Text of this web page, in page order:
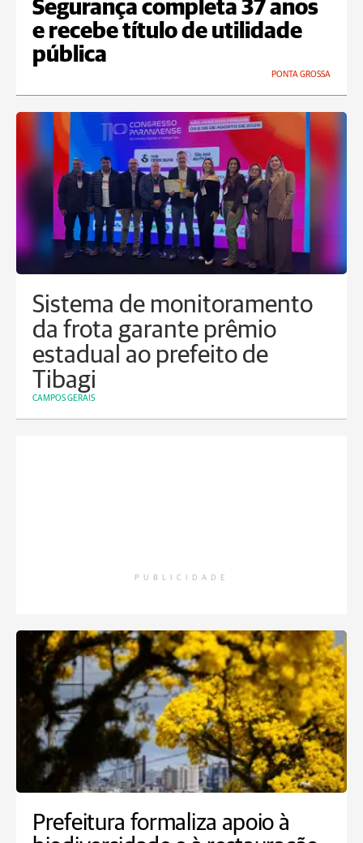
Segurança completa 37 anos
e recebe título de utilidade
pública
PONTA GROSSA
Sistema de monitoramento
da frota garante prêmio
estadual ao prefeito de
Tibagi
CAMPOS GERAIS
PUBLICIDADE
Prefeitura formaliza apoio à